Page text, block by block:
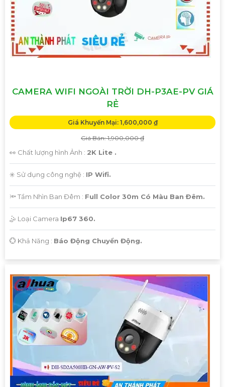
CAMERA WIFI NGOÀI TRỜI DH-P3AE-PV GIÁ
RẺ
Giá Khuyến Mại: 1,600,000 ₫
Giá Bán: 1,900,000 ₫
👀 Chất lượng hình Ảnh : 2K Lite .
✳️ Sử dụng công nghệ : IP Wifi.
🔦 Tầm Nhìn Ban Đêm : Full Color 30m Có Màu Ban Ðêm.
🤹 Loại Camera Ip67 360.
️💮 Khả Năng : Báo Động Chuyển Động.